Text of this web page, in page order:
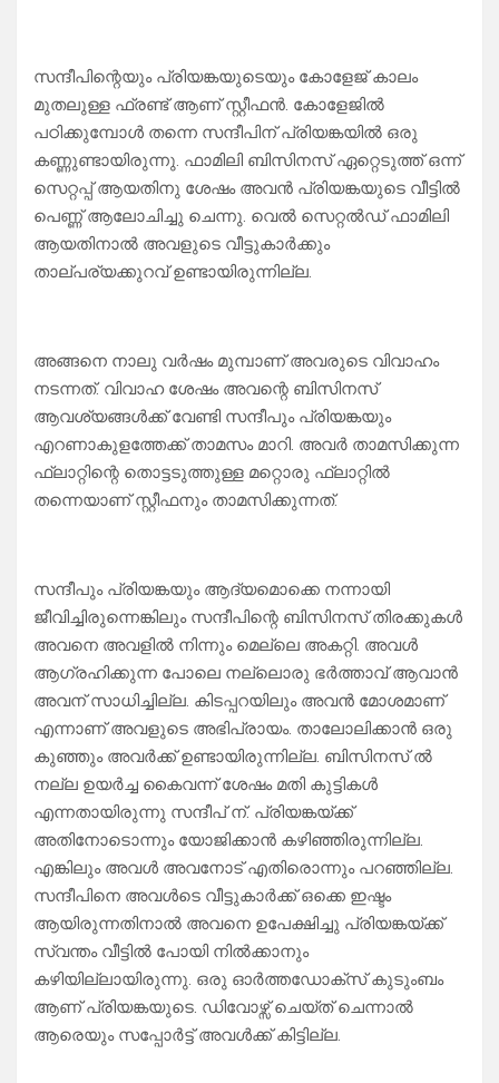
സന്ദീപിന്റെയും പ്രിയങ്കയുടെയും കോളേജ് കാലം
മുതലുള്ള ഫ്രണ്ട് ആണ് സ്റ്റീഫൻ. കോളേജിൽ
പഠിക്കുമ്പോൾ തന്നെ സന്ദീപിന് പ്രിയങ്കയിൽ ഒരു
കണ്ണുണ്ടായിരുന്നു. ഫാമിലി ബിസിനസ് ഏറ്റെടുത്ത് ഒന്ന്
സെറ്റപ്പ് ആയതിനു ശേഷം അവൻ പ്രിയങ്കയുടെ വീട്ടിൽ
പെണ്ണ് ആലോചിച്ചു ചെന്നു. വെൽ സെറ്റൽഡ് ഫാമിലി
ആയതിനാൽ അവളുടെ വീട്ടുകാർക്കും
താല്പര്യക്കുറവ് ഉണ്ടായിരുന്നില്ല.
അങ്ങനെ നാലു വർഷം മുമ്പാണ് അവരുടെ വിവാഹം
നടന്നത്. വിവാഹ ശേഷം അവന്റെ ബിസിനസ്
ആവശ്യങ്ങൾക്ക് വേണ്ടി സന്ദീപും പ്രിയങ്കയും
എറണാകുളത്തേക്ക് താമസം മാറി. അവർ താമസിക്കുന്ന
ഫ്ലാറ്റിന്റെ തൊട്ടടുത്തുള്ള മറ്റൊരു ഫ്ലാറ്റിൽ
തന്നെയാണ് സ്റ്റീഫനും താമസിക്കുന്നത്.
സന്ദീപും പ്രിയങ്കയും ആദ്യമൊക്കെ നന്നായി
ജീവിച്ചിരുന്നെങ്കിലും സന്ദീപിന്റെ ബിസിനസ് തിരക്കുകൾ
അവനെ അവളിൽ നിന്നും മെല്ലെ അകറ്റി. അവൾ
ആഗ്രഹിക്കുന്ന പോലെ നല്ലൊരു ഭർത്താവ് ആവാൻ
അവന് സാധിച്ചില്ല. കിടപ്പറയിലും അവൻ മോശമാണ്
എന്നാണ് അവളുടെ അഭിപ്രായം. താലോലിക്കാൻ ഒരു
കുഞ്ഞും അവർക്ക് ഉണ്ടായിരുന്നില്ല. ബിസിനസ്‌ ൽ
നല്ല ഉയർച്ച കൈവന്ന് ശേഷം മതി കുട്ടികൾ
എന്നതായിരുന്നു സന്ദീപ് ന്. പ്രിയങ്കയ്ക്ക്
അതിനോടൊന്നും യോജിക്കാൻ കഴിഞ്ഞിരുന്നില്ല.
എങ്കിലും അവൾ അവനോട് എതിരൊന്നും പറഞ്ഞില്ല.
സന്ദീപിനെ അവൾടെ വീട്ടുകാർക്ക് ഒക്കെ ഇഷ്ടം
ആയിരുന്നതിനാൽ അവനെ ഉപേക്ഷിച്ചു പ്രിയങ്കയ്ക്ക്
സ്വന്തം വീട്ടിൽ പോയി നിൽക്കാനും
കഴിയില്ലായിരുന്നു. ഒരു ഓർത്തഡോക്സ് കുടുംബം
ആണ് പ്രിയങ്കയുടെ. ഡിവോഴ്സ് ചെയ്ത് ചെന്നാൽ
ആരെയും സപ്പോർട്ട് അവൾക്ക് കിട്ടില്ല.